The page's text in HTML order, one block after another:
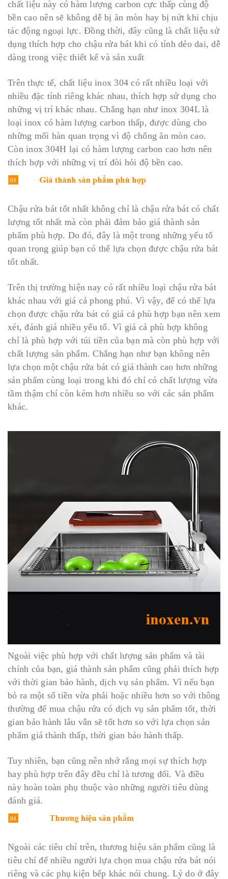
chất liệu này có hàm lượng carbon cực thấp cùng độ
bền cao nên sẽ không dễ bị ăn mòn hay bị nứt khi chịu
tác động ngoại lực. Đồng thời, đây cũng là chất liệu sử
dụng thích hợp cho chậu rửa bát khi có tính dẻo dai, dễ
dàng trong việc thiết kế và sản xuất
Trên thực tế, chất liệu inox 304 có rất nhiều loại với
nhiều đặc tính riêng khác nhau, thích hợp sử dụng cho
những vị trí khác nhau. Chẳng hạn như inox 304L là
loại inox có hàm lượng carbon thấp, được dùng cho
những mối hàn quan trọng vì độ chống ăn mòn cao.
Còn inox 304H lại có hàm lượng carbon cao hơn nên
thích hợp với những vị trí đòi hỏi độ bền cao.
Chậu rửa bát tốt nhất không chỉ là chậu rửa bát có chất
lượng tốt nhất mà còn phải đảm bảo giá thành sản
phẩm phù hợp. Do đó, đây là một trong những yếu tố
quan trọng giúp bạn có thể lựa chọn được chậu rửa bát
tốt nhất.
Trên thị trường hiện nay có rất nhiều loại chậu rửa bát
khác nhau với giá cả phong phú. Vì vậy, để có thể lựa
chọn được chậu rửa bát có giá cả phù hợp bạn nên xem
xét, đánh giá nhiều yếu tố. Vì giá cả phù hợp không
chỉ là phù hợp với túi tiền của bạn mà còn phù hợp với
chất lượng sản phẩm. Chẳng hạn như bạn không nên
lựa chọn một chậu rửa bát có giá thành cao hơn những
sản phẩm cùng loại trong khi đó chỉ có chất lượng vừa
tầm thậm chí còn kém hơn nhiều so với các sản phẩm
khác.
Ngoài việc phù hợp với chất lượng sản phẩm và tài
chính của bạn, giá thành sản phẩm cũng phải thích hợp
với thời gian bảo hành, dịch vụ sản phẩm. Vì nếu bạn
bỏ ra một số tiền vừa phải hoặc nhiều hơn so với thông
thường để mua chậu rửa có dịch vụ sản phẩm tốt, thời
gian bảo hành lâu vẫn sẽ tốt hơn so với lựa chọn sản
phẩm giá thành thấp, thời gian bảo hành thấp.
Tuy nhiên, bạn cũng nên nhớ rằng mọi sự thích hợp
hay phù hợp trên đây đều chỉ là tương đối. Và điều
này hoàn toàn phụ thuộc vào những người tiêu dùng
đánh giá.
Ngoài các tiêu chí trên, thương hiệu sản phẩm cũng là
tiêu chí để nhiều người lựa chọn mua chậu rửa bát nói
riêng và các phụ kiện bếp khác nói chung. Lý do ở đây